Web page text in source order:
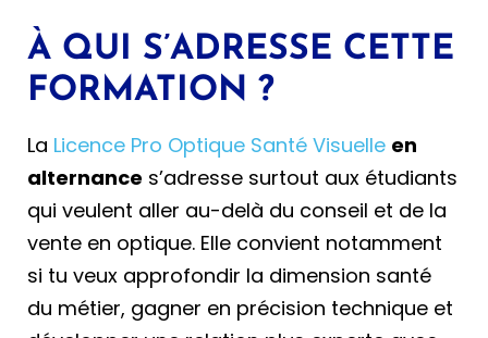
À QUI S’ADRESSE CETTE
FORMATION ?
La Licence Pro Optique Santé Visuelle en
alternance s’adresse surtout aux étudiants
qui veulent aller au-delà du conseil et de la
vente en optique. Elle convient notamment
si tu veux approfondir la dimension santé
du métier, gagner en précision technique et